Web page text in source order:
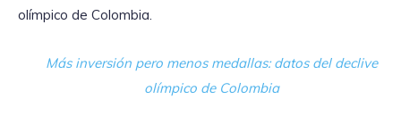
olímpico de Colombia.
Más inversión pero menos medallas: datos del declive
olímpico de Colombia